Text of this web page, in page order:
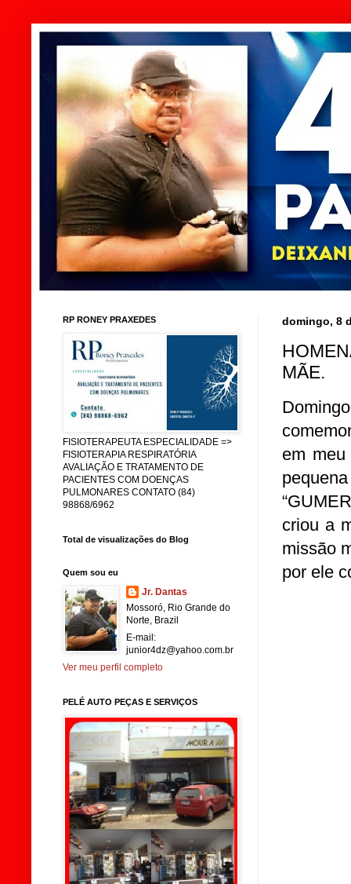
domingo, 8
MÃE.
em
criou a
missão
por ele
RP RONEY PRAXEDES
FISIOTERAPEUTA ESPECIALIDADE =>
FISIOTERAPIA RESPIRATÓRIA
AVALIAÇÃO E TRATAMENTO DE
PACIENTES COM DOENÇAS
PULMONARES CONTATO (84)
98868/6962
Total de visualizações do Blog
Quem sou eu
Jr. Dantas
Mossoró, Rio Grande do
Norte, Brazil
E-mail:
junior4dz@yahoo.com.br
Ver meu perfil completo
PELÉ AUTO PEÇAS E SERVIÇOS